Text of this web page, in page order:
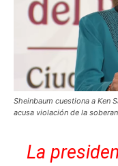
Sheinbaum cuestiona a Ken
acusa violación de la
La